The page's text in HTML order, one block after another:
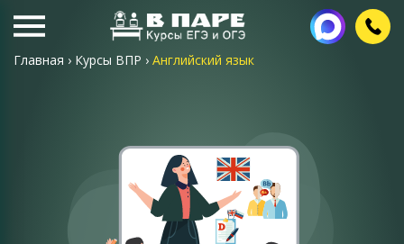
Главная › Курсы ВПР › Английский язык